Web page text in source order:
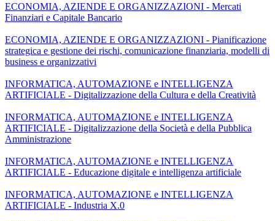
ECONOMIA, AZIENDE E ORGANIZZAZIONI - Mercati
Finanziari e Capitale Bancario
ECONOMIA, AZIENDE E ORGANIZZAZIONI - Pianificazione
strategica e gestione dei rischi, comunicazione finanziaria, modelli di
business e organizzativi
INFORMATICA, AUTOMAZIONE e INTELLIGENZA
ARTIFICIALE - Digitalizzazione della Cultura e della Creatività
INFORMATICA, AUTOMAZIONE e INTELLIGENZA
ARTIFICIALE - Digitalizzazione della Società e della Pubblica
Amministrazione
INFORMATICA, AUTOMAZIONE e INTELLIGENZA
ARTIFICIALE - Educazione digitale e intelligenza artificiale
INFORMATICA, AUTOMAZIONE e INTELLIGENZA
ARTIFICIALE - Industria X.0